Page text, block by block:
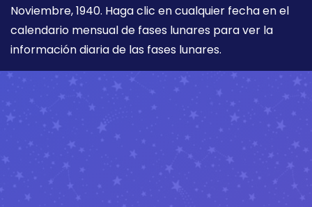
Noviembre, 1940. Haga clic en cualquier fecha en el
calendario mensual de fases lunares para ver la
información diaria de las fases lunares.